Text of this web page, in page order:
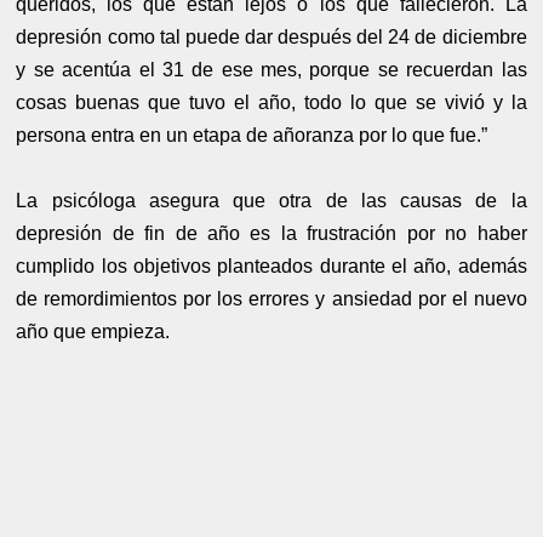
queridos, los que están lejos o los que fallecieron. La
depresión como tal puede dar después del 24 de diciembre
y se acentúa el 31 de ese mes, porque se recuerdan las
cosas buenas que tuvo el año, todo lo que se vivió y la
persona entra en un etapa de añoranza por lo que fue.”
La psicóloga asegura que otra de las causas de la
depresión de fin de año es la frustración por no haber
cumplido los objetivos planteados durante el año, además
de remordimientos por los errores y ansiedad por el nuevo
año que empieza.